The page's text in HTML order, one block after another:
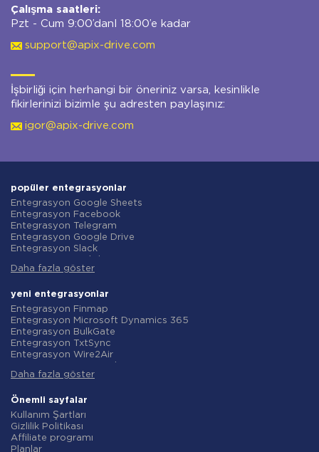
Çalışma saatleri:
Pzt - Cum 9:00’danl 18:00’e kadar
support@apix-drive.com
İşbirliği için herhangi bir öneriniz varsa, kesinlikle
fikirlerinizi bizimle şu adresten paylaşınız:
igor@apix-drive.com
popüler entegrasyonlar
Entegrasyon Google Sheets
Entegrasyon Facebook
Entegrasyon Telegram
Entegrasyon Google Drive
Entegrasyon Slack
Entegrasyon Gmail
Entegrasyon ClickUp
Entegrasyon Airtable
Entegrasyon Google Contacts
Entegrasyon OpenAI (ChatGPT)
Entegrasyon Instagram
Entegrasyon ActiveCampaign
Entegrasyon Typeform
Entegrasyon Salesforce CRM
Entegrasyon Notion
Entegrasyon AWeber
Entegrasyon Asana
Entegrasyon ZOHO CRM
Daha fazla göster
yeni entegrasyonlar
Entegrasyon Finmap
Entegrasyon Microsoft Dynamics 365
Entegrasyon BulkGate
Entegrasyon TxtSync
Entegrasyon Wire2Air
Entegrasyon Infobip
Entegrasyon AtomPark
Entegrasyon TXTImpact
Entegrasyon Campaign Monitor
Entegrasyon CM.com
Entegrasyon D7 Networks
Daha fazla göster
Önemli sayfalar
Kullanım Şartları
Gizlilik Politikası
Affiliate programı
Planlar